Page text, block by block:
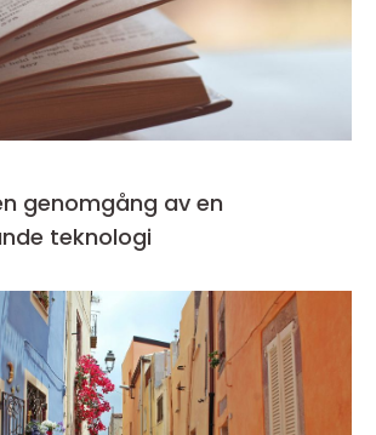
genomgång av en
teknologi